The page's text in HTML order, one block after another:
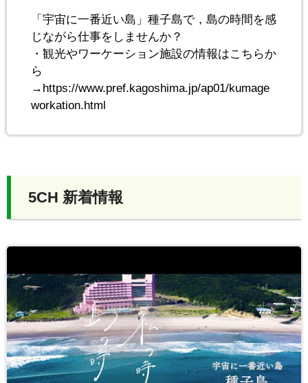
「宇宙に一番近い島」種子島で，島の時間を感
じながら仕事をしませんか？
・観光やワーケーション施設の情報はこちらか
ら
→https://www.pref.kagoshima.jp/ap01/kumage
workation.html
5CH 新着情報